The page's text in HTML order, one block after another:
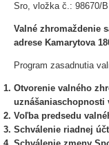
Sro, vložka č.: 98670/B
Valné zhromaždenie
adrese Kamarytova
Program zasadnutia
Otvorenie valného
uznášaniaschopnosti
Voľba predsedu
Schválenie riadnej